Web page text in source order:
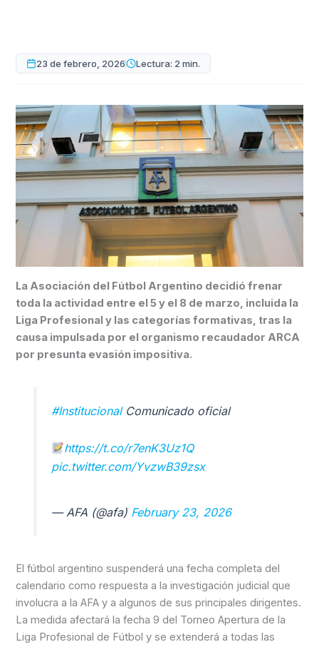
23 de febrero, 2026 Lectura: 2 min.
La Asociación del Fútbol Argentino decidió frenar
toda la actividad entre el 5 y el 8 de marzo, incluida la
Liga Profesional y las categorías formativas, tras la
causa impulsada por el organismo recaudador ARCA
por presunta evasión impositiva.
#InstitucionalComunicado oficial
https://t.co/r7enK3Uz1Q
pic.twitter.com/YvzwB39zsx
— AFA (@afa) February 23, 2026
El fútbol argentino suspenderá una fecha completa del
calendario como respuesta a la investigación judicial que
involucra a la AFA y a algunos de sus principales dirigentes.
La medida afectará la fecha 9 del Torneo Apertura de la
Liga Profesional de Fútbol y se extenderá a todas las